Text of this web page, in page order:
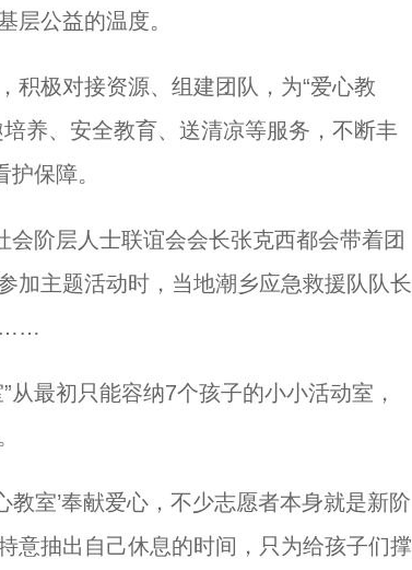
层公益的温度。
极对接资源、组建团队，为“爱心教
养、安全教育、送清凉等服务，不断丰
保障。
阶层人士联谊会会长张克西都会带着团
加主题活动时，当地潮乡应急救援队队长
……
最初只能容纳7个孩子的小小活动室，
室’奉献爱心，不少志愿者本身就是新阶
意抽出自己休息的时间，只为给孩子们撑